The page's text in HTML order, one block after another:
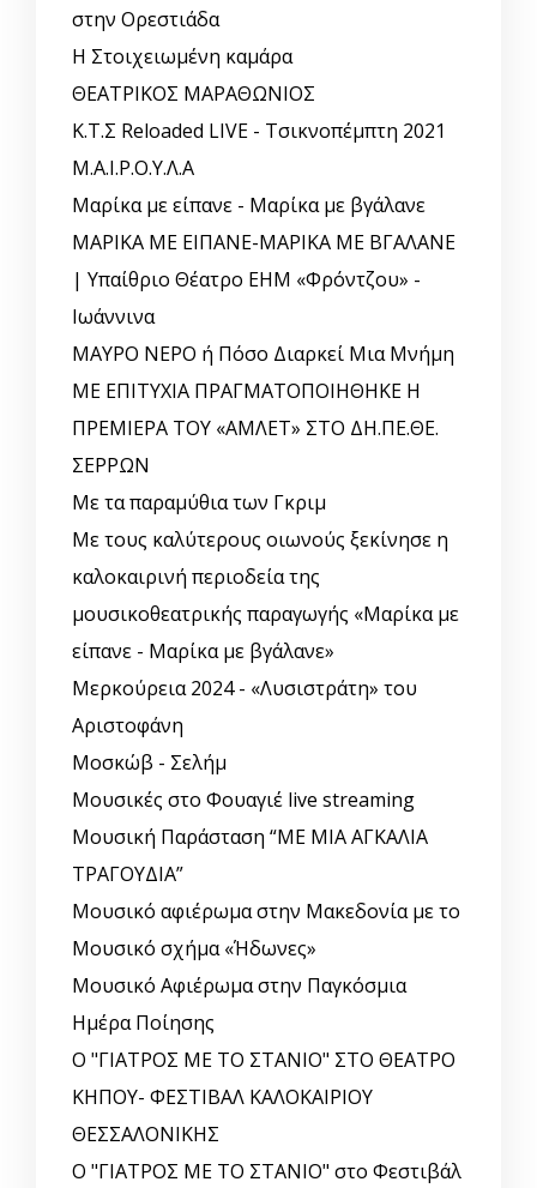
στην Ορεστιάδα
Η Στοιχειωμένη καμάρα
ΘΕΑΤΡΙΚΟΣ ΜΑΡΑΘΩΝΙΟΣ
Κ.Τ.Σ Reloaded LIVE - Τσικνοπέμπτη 2021
Μ.Α.Ι.Ρ.Ο.Υ.Λ.Α
Μαρίκα με είπανε - Μαρίκα με βγάλανε
ΜΑΡΙΚΑ ΜΕ ΕΙΠΑΝΕ-ΜΑΡΙΚΑ ΜΕ ΒΓΑΛΑΝΕ
| Υπαίθριο Θέατρο ΕΗΜ «Φρόντζου» -
Ιωάννινα
ΜΑΥΡΟ ΝΕΡΟ ή Πόσο Διαρκεί Μια Μνήμη
ΜΕ ΕΠΙΤΥΧΙΑ ΠΡΑΓΜΑΤΟΠΟΙΗΘΗΚΕ Η
ΠΡΕΜΙΕΡΑ ΤΟΥ «ΑΜΛΕΤ» ΣΤΟ ΔΗ.ΠΕ.ΘΕ.
ΣΕΡΡΩΝ
Με τα παραμύθια των Γκριμ
Με τους καλύτερους οιωνούς ξεκίνησε η
καλοκαιρινή περιοδεία της
μουσικοθεατρικής παραγωγής «Μαρίκα με
είπανε - Μαρίκα με βγάλανε»
Μερκούρεια 2024 - «Λυσιστράτη» του
Αριστοφάνη
Μοσκώβ - Σελήμ
Μουσικές στο Φουαγιέ live streaming
Μουσική Παράσταση “ΜΕ ΜΙΑ ΑΓΚΑΛΙΑ
ΤΡΑΓΟΥΔΙΑ”
Μουσικό αφιέρωμα στην Μακεδονία με το
Μουσικό σχήμα «Ήδωνες»
Μουσικό Αφιέρωμα στην Παγκόσμια
Ημέρα Ποίησης
Ο "ΓΙΑΤΡΟΣ ΜΕ ΤΟ ΣΤΑΝΙΟ" ΣΤΟ ΘΕΑΤΡΟ
ΚΗΠΟΥ- ΦΕΣΤΙΒΑΛ ΚΑΛΟΚΑΙΡΙΟΥ
ΘΕΣΣΑΛΟΝΙΚΗΣ
Ο "ΓΙΑΤΡΟΣ ΜΕ ΤΟ ΣΤΑΝΙΟ" στο Φεστιβάλ